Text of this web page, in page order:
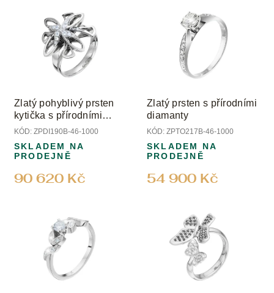
o
d
u
ů
o
d
u
k
ů
Zlatý pohyblivý prsten
kytička s přírodními
diamanty
KÓD: ZPDI190B-46-1000
90 620 Kč
SKLADEM NA
PRODEJNĚ
Zlatý prsten s přírodními
diamanty
KÓD: ZPTO217B-46-1000
54 900 Kč
SKLADEM NA
PRODEJNĚ